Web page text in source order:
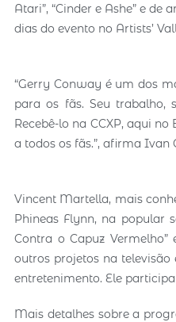
Atari”, “Cinder e Ashe” e
dias do evento no Artists’
“Gerry Conway é um dos
para os fãs. Seu trabalho,
Recebê-lo na CCXP, aqui
a todos os fãs.”, afirma Ivan
Vincent Martella, mais
Phineas Flynn, na popular
Contra o Capuz
outros projetos na
entretenimento. Ele
Mais detalhes sobre a